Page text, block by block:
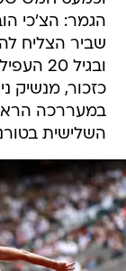
ובגיל
במעררכה
השלישית